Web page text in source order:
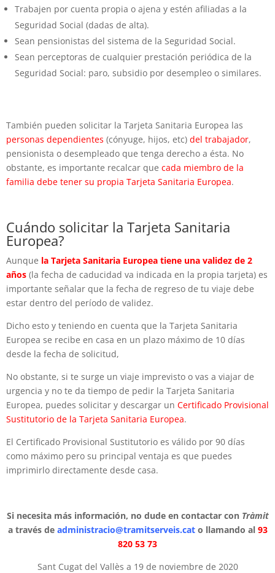
Trabajen por cuenta propia o ajena y estén afiliadas a la
Seguridad Social (dadas de alta).
Sean pensionistas del sistema de la Seguridad Social.
Sean perceptoras de cualquier prestación periódica de la
Seguridad Social: paro, subsidio por desempleo o similares.
También pueden solicitar la Tarjeta Sanitaria Europea las
personas dependientes (cónyuge, hijos, etc) del trabajador,
pensionista o desempleado que tenga derecho a ésta. No
obstante, es importante recalcar que cada miembro de la
familia debe tener su propia Tarjeta Sanitaria Europea.
Cuándo solicitar la Tarjeta Sanitaria
Europea?
Aunque la Tarjeta Sanitaria Europea tiene una validez de 2
años (la fecha de caducidad va indicada en la propia tarjeta) es
importante señalar que la fecha de regreso de tu viaje debe
estar dentro del período de validez.
Dicho esto y teniendo en cuenta que la Tarjeta Sanitaria
Europea se recibe en casa en un plazo máximo de 10 días
desde la fecha de solicitud,
No obstante, si te surge un viaje imprevisto o vas a viajar de
urgencia y no te da tiempo de pedir la Tarjeta Sanitaria
Europea, puedes solicitar y descargar un Certificado Provisional
Sustitutorio de la Tarjeta Sanitaria Europea.
El Certificado Provisional Sustitutorio es válido por 90 días
como máximo pero su principal ventaja es que puedes
imprimirlo directamente desde casa.
Si necesita más información, no dude en contactar con Tràmit
a través de administracio@tramitserveis.cato llamando al93
820 53 73
Sant Cugat del Vallès a 19 de noviembre de 2020